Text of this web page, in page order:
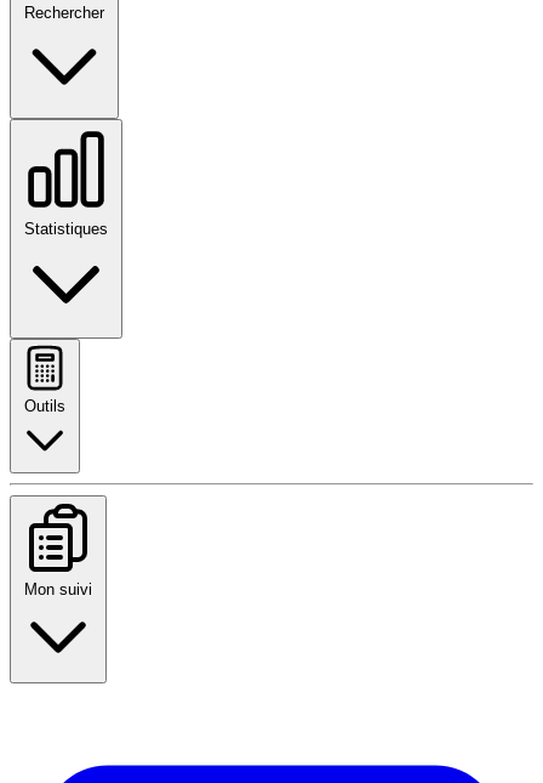
Rechercher
Statistiques
Outils
Mon suivi